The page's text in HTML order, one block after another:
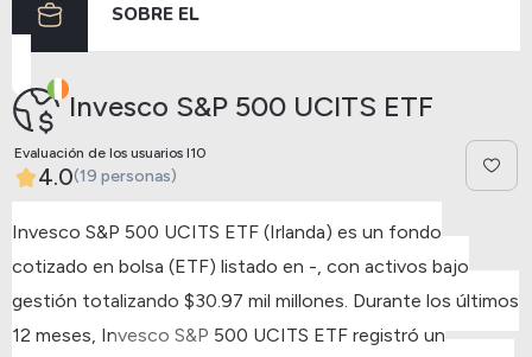
SOBRE EL
Invesco S&P 500 UCITS ETF
Evaluación de los usuarios I10
4.0(19 personas)
Invesco S&P 500 UCITS ETF (Irlanda) es un fondo
cotizado en bolsa (ETF) listado en -, con activos bajo
gestión totalizando $30.97 mil millones. Durante los últimos
12 meses, Invesco S&P 500 UCITS ETF registró un